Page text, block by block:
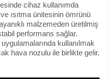
cihaz kullanımda
ısıtma ünitesinin ömrünü
malzemeden üretilmiş
performans sağlar.
kullanılmak
hava nozulu ile birlikte gelir.